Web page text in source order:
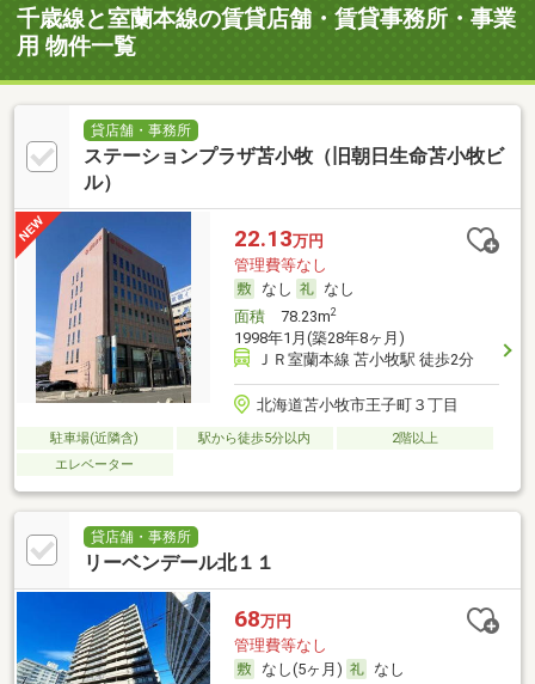
千歳線と室蘭本線の賃貸店舗・賃貸事務所・事業
用 物件一覧
貸店舗・事務所
ステーションプラザ苫小牧（旧朝日生命苫小牧ビ
ル）
22.13万円
管理費等なし
なし
なし
面積78.23m2
1998年1月(築28年8ヶ月)
ＪＲ室蘭本線 苫小牧駅 徒歩2分
北海道苫小牧市王子町３丁目
駐車場(近隣含) 駅から徒歩5分以内
2階以上
エレベーター
貸店舗・事務所
リーベンデール北１１
68万円
管理費等なし
なし(5ヶ月)
なし